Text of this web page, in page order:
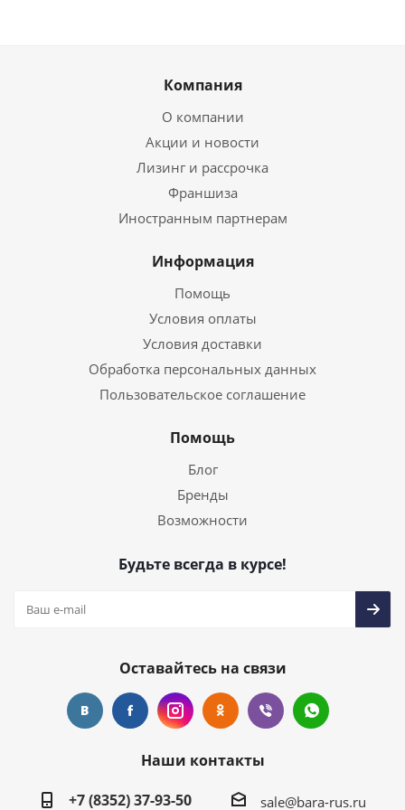
Компания
О компании
Акции и новости
Лизинг и рассрочка
Франшиза
Иностранным партнерам
Информация
Помощь
Условия оплаты
Условия доставки
Обработка персональных данных
Пользовательское соглашение
Помощь
Блог
Бренды
Возможности
Будьте всегда в курсе!
Оставайтесь на связи
Наши контакты
+7 (8352) 37-93-50
sale@bara-rus.ru